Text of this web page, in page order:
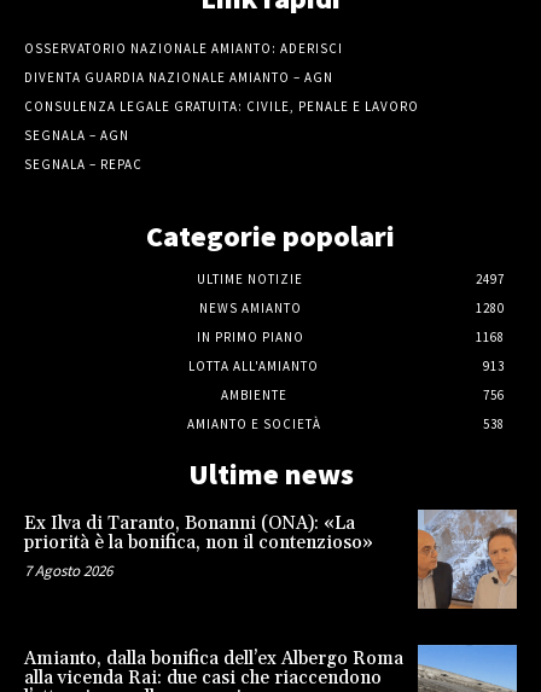
OSSERVATORIO NAZIONALE AMIANTO: ADERISCI
DIVENTA GUARDIA NAZIONALE AMIANTO – AGN
CONSULENZA LEGALE GRATUITA: CIVILE, PENALE E LAVORO
SEGNALA – AGN
SEGNALA – REPAC
Categorie popolari
ULTIME NOTIZIE
2497
NEWS AMIANTO
1280
IN PRIMO PIANO
1168
LOTTA ALL'AMIANTO
913
AMBIENTE
756
AMIANTO E SOCIETÀ
538
Ultime news
Ex Ilva di Taranto, Bonanni (ONA): «La
priorità è la bonifica, non il contenzioso»
7 Agosto 2026
Amianto, dalla bonifica dell’ex Albergo Roma
alla vicenda Rai: due casi che riaccendono